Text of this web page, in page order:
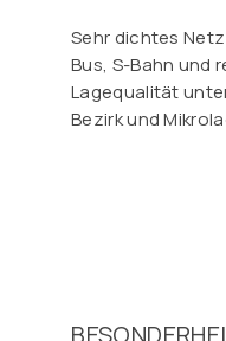
Sehr dichtes
Bus, S-Bahn und
Lagequalität
Bezirk und